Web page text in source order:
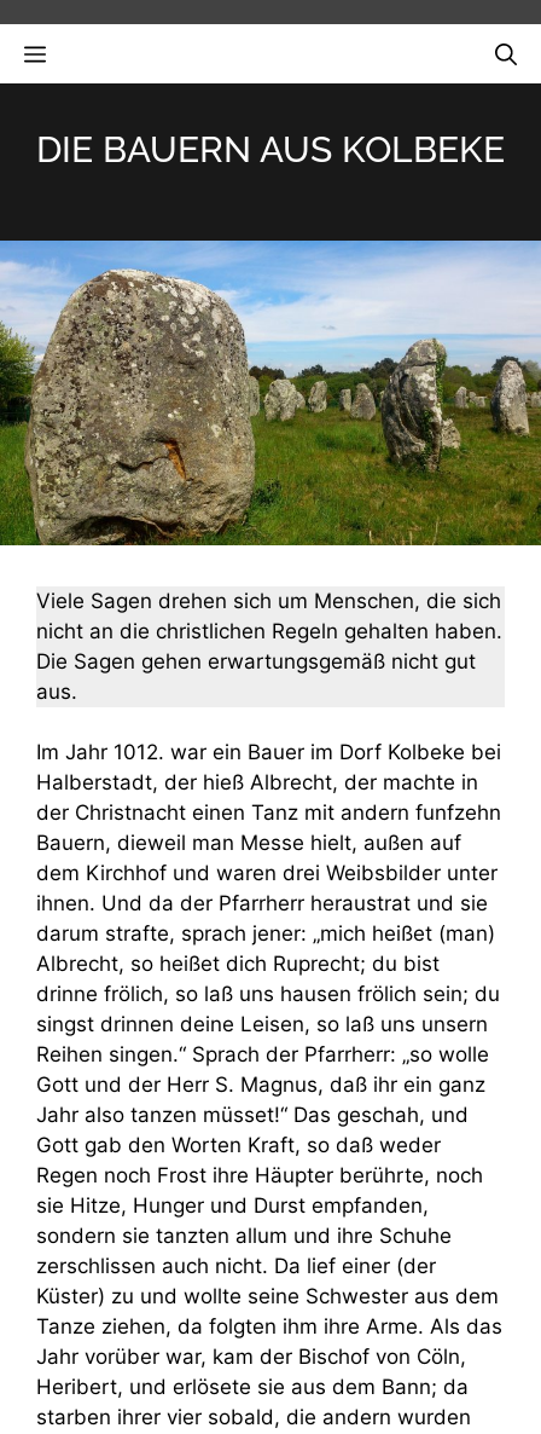
InhaltMENÜ
DIE BAUERN AUS KOLBEKE
Viele Sagen drehen sich um Menschen, die sich
nicht an die christlichen Regeln gehalten haben.
Die Sagen gehen erwartungsgemäß nicht gut
aus.
Im Jahr 1012. war ein Bauer im Dorf Kolbeke bei
Halberstadt, der hieß Albrecht, der machte in
der Christnacht einen Tanz mit andern funfzehn
Bauern, dieweil man Messe hielt, außen auf
dem Kirchhof und waren drei Weibsbilder unter
ihnen. Und da der Pfarrherr heraustrat und sie
darum strafte, sprach jener: „mich heißet (man)
Albrecht, so heißet dich Ruprecht; du bist
drinne frölich, so laß uns hausen frölich sein; du
singst drinnen deine Leisen, so laß uns unsern
Reihen singen.“ Sprach der Pfarrherr: „so wolle
Gott und der Herr S. Magnus, daß ihr ein ganz
Jahr also tanzen müsset!“ Das geschah, und
Gott gab den Worten Kraft, so daß weder
Regen noch Frost ihre Häupter berührte, noch
sie Hitze, Hunger und Durst empfanden,
sondern sie tanzten allum und ihre Schuhe
zerschlissen auch nicht. Da lief einer (der
Küster) zu und wollte seine Schwester aus dem
Tanze ziehen, da folgten ihm ihre Arme. Als das
Jahr vorüber war, kam der Bischof von Cöln,
Heribert, und erlösete sie aus dem Bann; da
starben ihrer vier sobald, die andern wurden